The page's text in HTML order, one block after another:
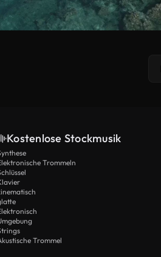
Kostenlose Stockmusik
Trommeln
Trommel